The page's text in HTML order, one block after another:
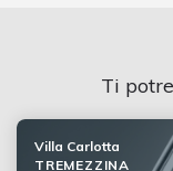
Ti
Villa Carlotta
TREMEZZINA